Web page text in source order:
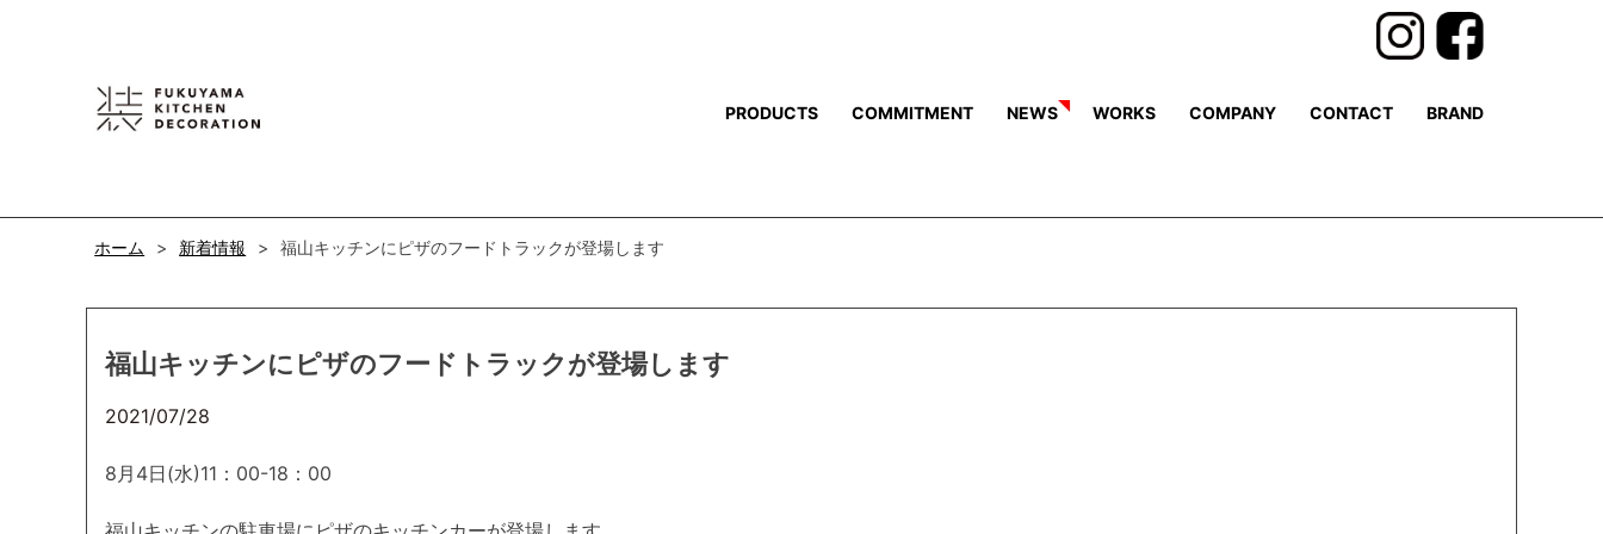
PRODUCTS COMMITMENT NEWS WORKS COMPANY CONTACT BRAND
ホーム 新着情報 福山キッチンにピザのフードトラックが登場します
福山キッチンにピザのフードトラックが登場します
2021/07/28
8月4日(水)11：00-18：00